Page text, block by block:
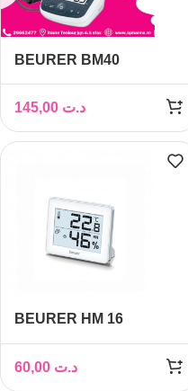
BEURER BM40
BRASSARD +
CHARGEUR
د.ت
BEURER HM 16
HYGROMETRE
د.ت